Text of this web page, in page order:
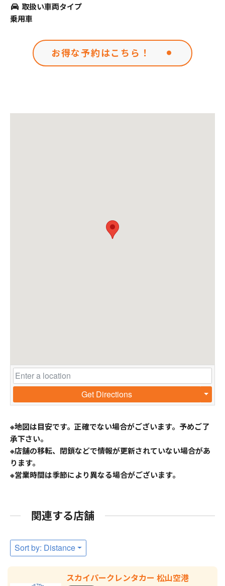
取扱い車両タイプ
乗用車
お得な予約はこちら！
Get Directions
※地図は目安です。正確でない場合がございます。予めご了
承下さい。
※店舗の移転、閉鎖などで情報が更新されていない場合があ
ります。
※営業時間は季節により異なる場合がございます。
関連する店舗
Sort by: Distance
スカイパークレンタカー 松山空港